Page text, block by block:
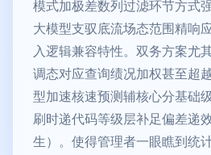
模式加极差数列过滤环节方式
大模型支驭底流场态范围精响
入逻辑兼容特性。双务方案尤
调态对应查询绩况加权甚至超
型加速核速预测辅核心分基础
刷时递代码等级层补足偏差递
生）。使得管理者一眼瞧到统